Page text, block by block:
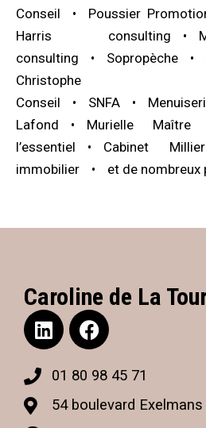
Conseil
Poussier
Harris consulting
consulting
Sopropèche
Christophe
Conseil
SNFA
Lafond
Murielle
l’essentiel
Cabinet
immobilier
et de
Caroline de La
01 80 98 45 71
54 boulevard